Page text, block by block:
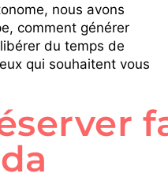
nous avons
comment générer
du temps de
qui souhaitent vous